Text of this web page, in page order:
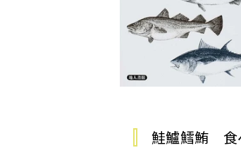
鮭鱸鱈鮪 食